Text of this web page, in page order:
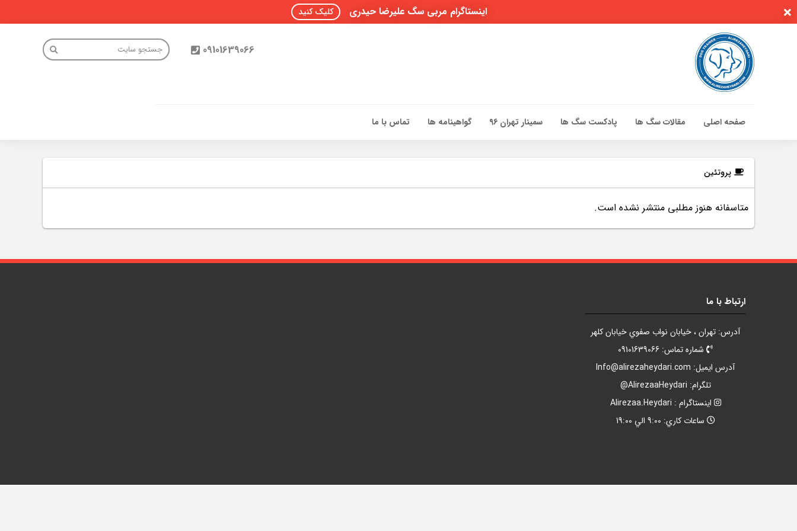
اینستاگرام مربی سگ علیرضا حیدری کلیک کنید
09101639066
صفحه اصلی مقالات سگ ها پادکست سگ ها سمینار تهران 96 گواهینامه ها تماس با ما
مقالات سگ ها
سمینار تهران 96
تماس با ما
پروتئین
متاسفانه هنوز مطلبی منتشر نشده است.
ارتباط با ما
آدرس: تهران ، خيابان نواب صفوي خيابان کلهر
شماره تماس: 09101639066
آدرس ايميل: Info@alirezaheydari.com
تلگرام: AlirezaaHeydari@
اينستاگرام : Alirezaa.Heydari
ساعات کاري: 9:00 الي 19:00